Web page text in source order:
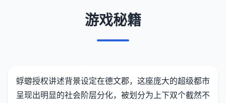
游戏秘籍
蜉蝣授权讲述背景设定在德文郡，这座庞大的超级都市
呈现出明显的社会阶层分化，被划分为上下双个截然不